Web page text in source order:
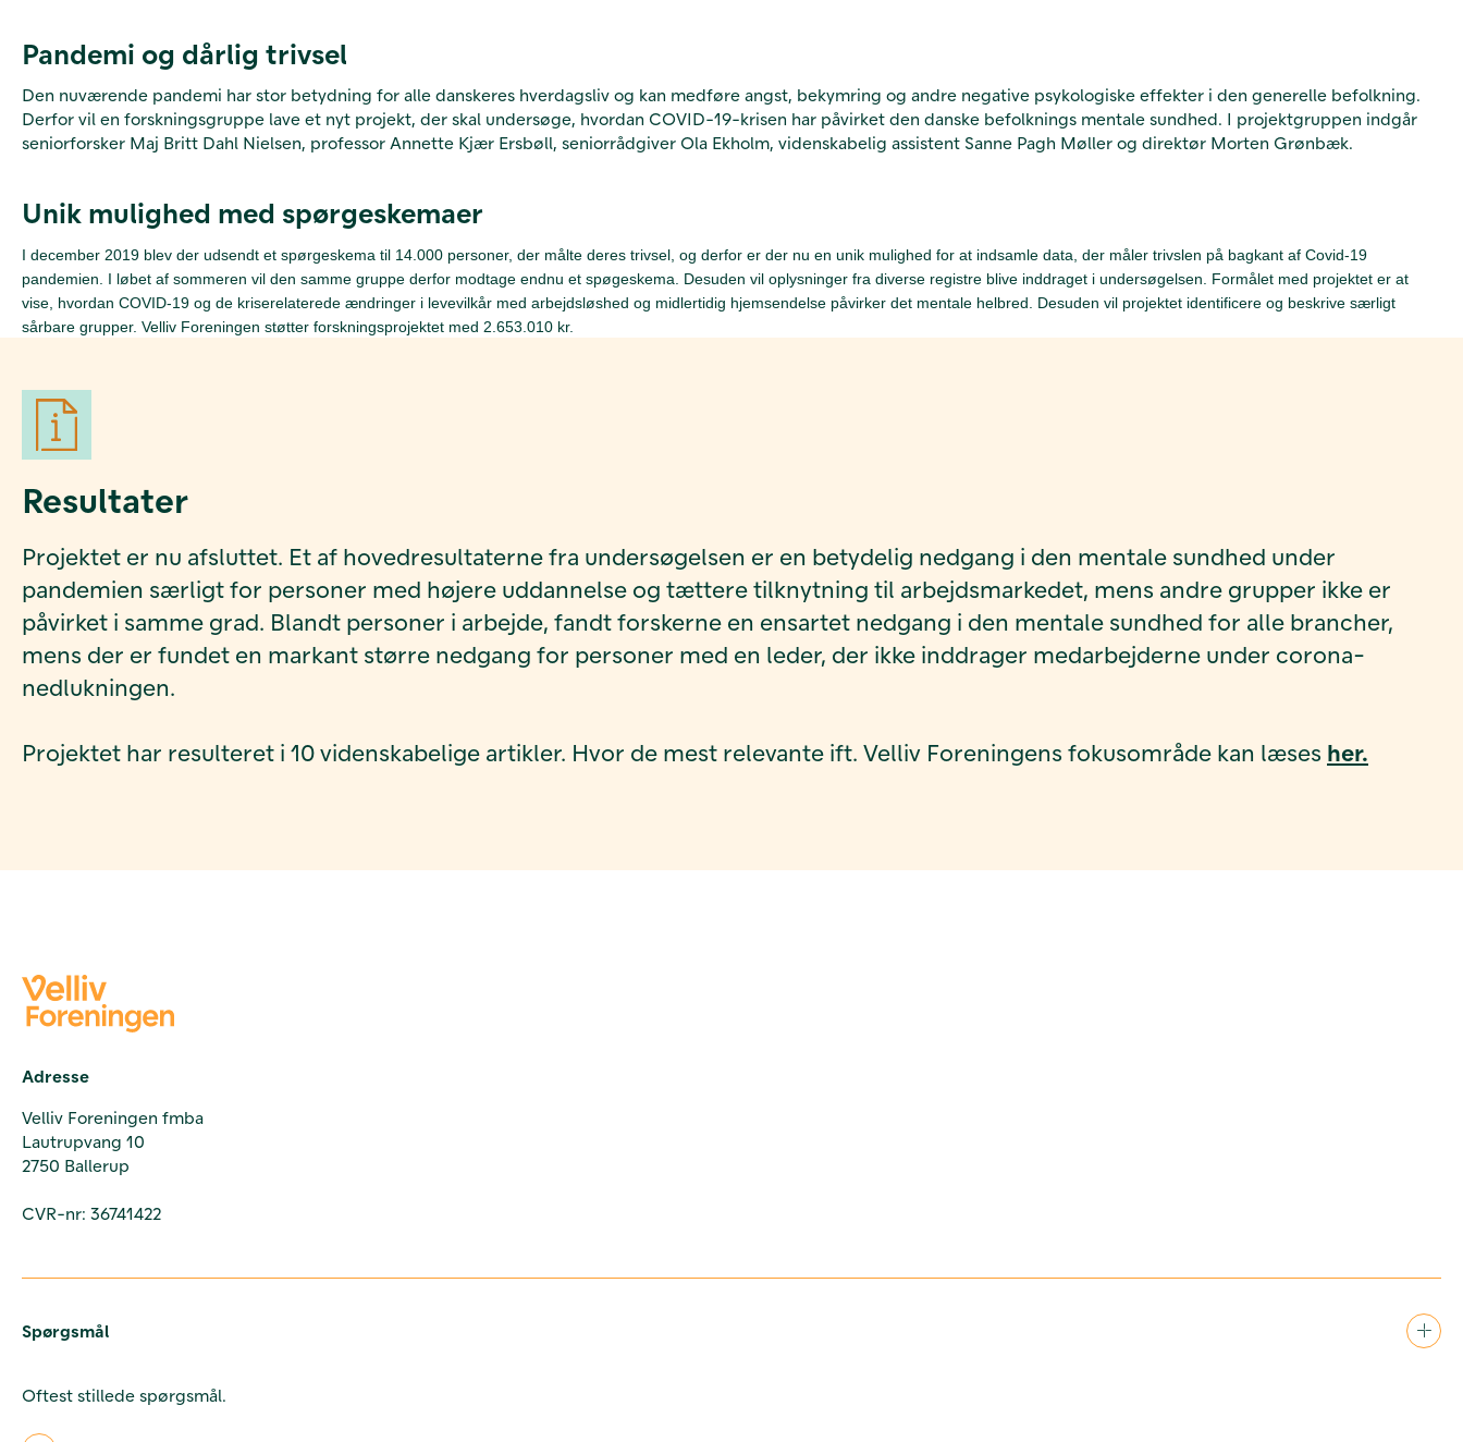
Pandemi og dårlig trivsel
Den nuværende pandemi har stor betydning for alle danskeres hverdagsliv og kan medføre angst, bekymring og andre negative psykologiske effekter i den generelle befolkning.
Derfor vil en forskningsgruppe lave et nyt projekt, der skal undersøge, hvordan COVID-19-krisen har påvirket den danske befolknings mentale sundhed. I projektgruppen indgår
seniorforsker Maj Britt Dahl Nielsen, professor Annette Kjær Ersbøll, seniorrådgiver Ola Ekholm, videnskabelig assistent Sanne Pagh Møller og direktør Morten Grønbæk.
Unik mulighed med spørgeskemaer
I december 2019 blev der udsendt et spørgeskema til 14.000 personer, der målte deres trivsel, og derfor er der nu en unik mulighed for at indsamle data, der måler trivslen på bagkant af Covid-19
pandemien. I løbet af sommeren vil den samme gruppe derfor modtage endnu et spøgeskema. Desuden vil oplysninger fra diverse registre blive inddraget i undersøgelsen. Formålet med projektet er at
vise, hvordan COVID-19 og de kriserelaterede ændringer i levevilkår med arbejdsløshed og midlertidig hjemsendelse påvirker det mentale helbred. Desuden vil projektet identificere og beskrive særligt
sårbare grupper. Velliv Foreningen støtter forskningsprojektet med 2.653.010 kr.
Resultater
Projektet er nu afsluttet. Et af hovedresultaterne fra undersøgelsen er en betydelig nedgang i den mentale sundhed under
pandemien særligt for personer med højere uddannelse og tættere tilknytning til arbejdsmarkedet, mens andre grupper ikke er
påvirket i samme grad. Blandt personer i arbejde, fandt forskerne en ensartet nedgang i den mentale sundhed for alle brancher,
mens der er fundet en markant større nedgang for personer med en leder, der ikke inddrager medarbejderne under corona-
nedlukningen.
Projektet har resulteret i 10 videnskabelige artikler. Hvor de mest relevante ift. Velliv Foreningens fokusområde kan læses her.
Adresse
Velliv Foreningen fmba
Lautrupvang 10
2750 Ballerup
CVR-nr: 36741422
Spørgsmål
Oftest stillede spørgsmål.